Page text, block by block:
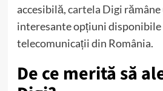
accesibilă,cartela Digi rămâne
interesante opțiuni disponibile
telecomunicații din România.
De ce merită să